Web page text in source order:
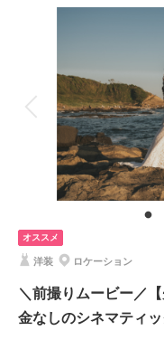
相談予約する
来店・オンライン
アルバム
衣装追加
家族と撮影
撮影データ（約100カット）
け・撮影アテンド・撮影小
8月までのご予約対象＜木々
衣装一式・美容・移動・申請
⚫︎ロケ地：鎌倉・妙本寺他
⚫︎データ：撮影全データ約
⚫︎納期：約3週間
オススメ
洋装 ロケーション
＼前撮りムービー／
金なしのシネマティ